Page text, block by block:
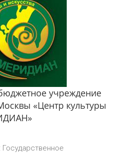
учреждение
«Центр культуры
Государственное